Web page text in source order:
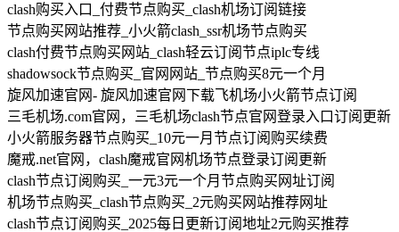
clash购买入口_付费节点购买_clash机场订阅链接
节点购买网站推荐_小火箭clash_ssr机场节点购买
clash付费节点购买网站_clash轻云订阅节点iplc专线
shadowsock节点购买_官网网站_节点购买8元一个月
旋风加速官网- 旋风加速官网下载飞机场小火箭节点订阅
三毛机场.com官网，三毛机场clash节点官网登录入口订阅更新
小火箭服务器节点购买_10元一月节点订阅购买续费
魔戒.net官网，clash魔戒官网机场节点登录订阅更新
clash节点订阅购买_一元3元一个月节点购买网址订阅
机场节点购买_clash节点购买_2元购买网站推荐网址
clash节点订阅购买_2025每日更新订阅地址2元购买推荐